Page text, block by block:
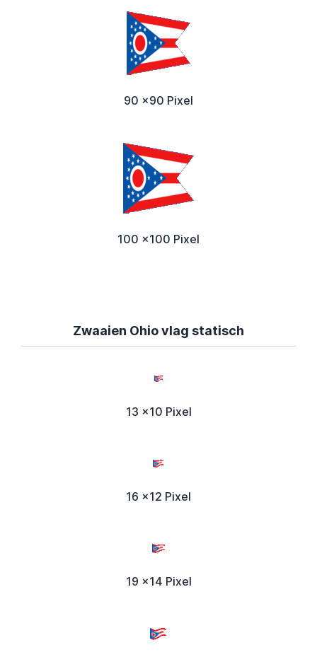
90 x90 Pixel
100 x100 Pixel
Zwaaien Ohio vlag statisch
13 x10 Pixel
16 x12 Pixel
19 x14 Pixel